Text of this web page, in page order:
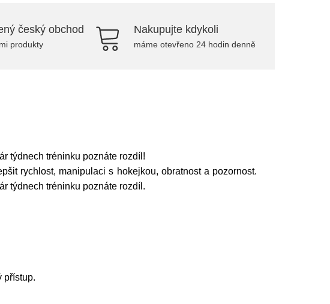
český obchod
produkty
Nakupujte kdykoli
máme otevřeno 24 hodin denně
týdnech tréninku poznáte rozdíl!
rychlost, manipulaci s hokejkou, obratnost a pozornost.
týdnech tréninku poznáte rozdíl.
přístup.